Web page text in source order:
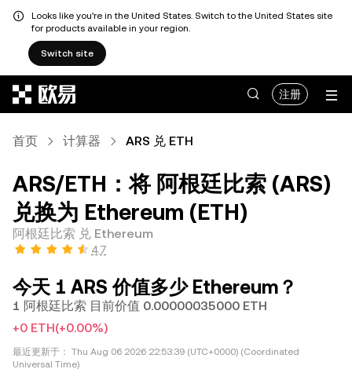
Looks like you're in the United States. Switch to the United States site
for products available in your region.
Switch site
注册
首页 计算器 ARS 兑 ETH
ARS/ETH：将 阿根廷比索 (ARS)
兑换为 Ethereum (ETH)
阿根廷比索 兑 Ethereum
4.7
今天 1 ARS 价值多少 Ethereum？
1 阿根廷比索 目前价值 0.00000035000 ETH
+0 ETH(+0.00%)
最近更新于： Thu Aug 06 2026 22:53:39 (UTC+0000) (Coordinated
Universal Time)